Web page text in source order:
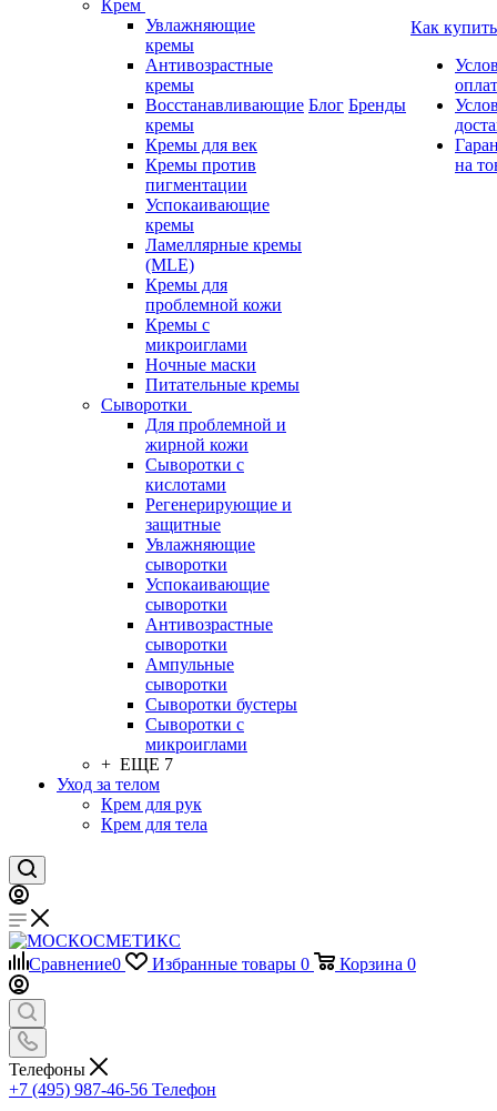
Крем
Увлажняющие
кремы
Антивозрастные
кремы
Восстанавливающие
кремы
Кремы для век
Кремы против
пигментации
Успокаивающие
кремы
Ламеллярные кремы
(MLE)
Кремы для
проблемной кожи
Кремы с
микроиглами
Ночные маски
Питательные кремы
Сыворотки
Для проблемной и
жирной кожи
Сыворотки с
кислотами
Регенерирующие и
защитные
Увлажняющие
сыворотки
Успокаивающие
сыворотки
Антивозрастные
сыворотки
Ампульные
сыворотки
Сыворотки бустеры
Сыворотки с
микроиглами
+ ЕЩЕ 7
Уход за телом
Крем для рук
Крем для тела
Блог Бренды
Как купить
на
Сравнение0 Избранные товары 0 Корзина 0
Телефоны
+7 (495) 987-46-56 Телефон